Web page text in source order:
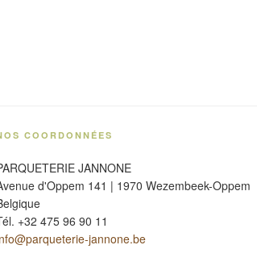
COORDONNÉES
JANNONE
d'Oppem 141 | 1970 Wezembeek-Oppem
+32 475 96 90 11
jannone.be